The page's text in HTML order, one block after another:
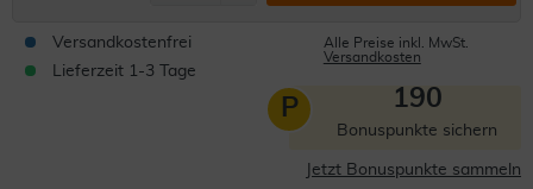
Versandkostenfrei
Lieferzeit 1-3 Tage
Alle Preise inkl. MwSt.
Versandkosten
P 190
Bonuspunkte sichern
Jetzt Bonuspunkte sammeln